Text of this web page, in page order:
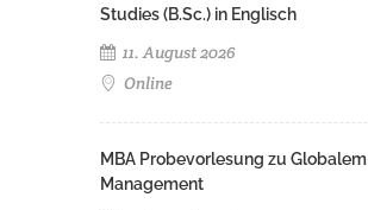
Studies (B.Sc.) in Englisch
11. August 2026
Online
MBA Probevorlesung zu Globalem
Management